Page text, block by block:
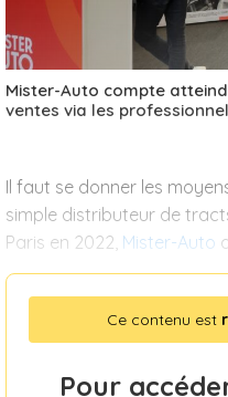
Mister-Auto compte
ventes via les
Il faut se donner les
simple distributeur de
Paris en 2022, Mister-Auto
Ce contenu est
Pour